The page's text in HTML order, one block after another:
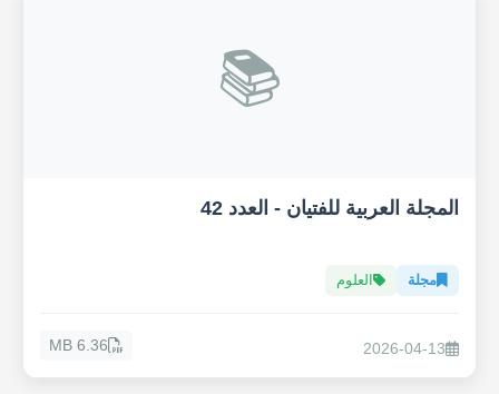
📚
المجلة العربية للفتيان - العدد 42
مجلة العلوم
2026-04-13
6.36 MB